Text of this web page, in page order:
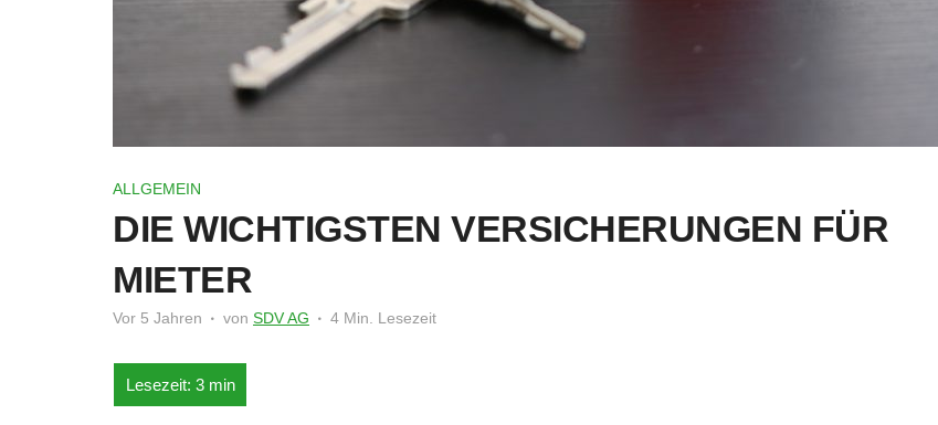
ALLGEMEIN
DIE WICHTIGSTEN VERSICHERUNGEN FÜR
MIETER
Vor 5 Jahren von SDV AG 4 Min. Lesezeit